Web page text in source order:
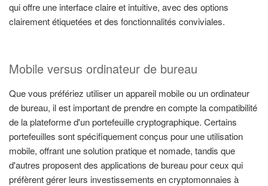
qui offre une interface claire et intuitive, avec des options
clairement étiquetées et des fonctionnalités conviviales.
Mobile versus ordinateur de bureau
Que vous préfériez utiliser un appareil mobile ou un ordinateur
de bureau, il est important de prendre en compte la compatibilité
de la plateforme d'un portefeuille cryptographique. Certains
portefeuilles sont spécifiquement conçus pour une utilisation
mobile, offrant une solution pratique et nomade, tandis que
d'autres proposent des applications de bureau pour ceux qui
préfèrent gérer leurs investissements en cryptomonnaies à